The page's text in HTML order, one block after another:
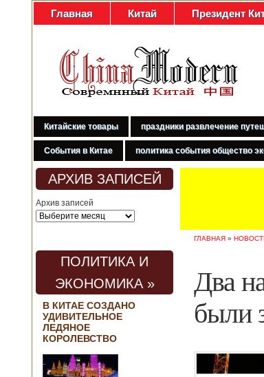
Главная Китай Президент
Китайские товары праздники развлечение
События в Китае политика события общество
АРХИВ ЗАПИСЕЙ
Архив записей
ПОЛИТИКА И
ЭКОНОМИКА »
В КИТАЕ СОЗДАНО
УДИВИТЕЛЬНОЕ
ЛЕДЯНОЕ
КОРОЛЕВСТВО
ГЛАВНАЯ »
Два
были